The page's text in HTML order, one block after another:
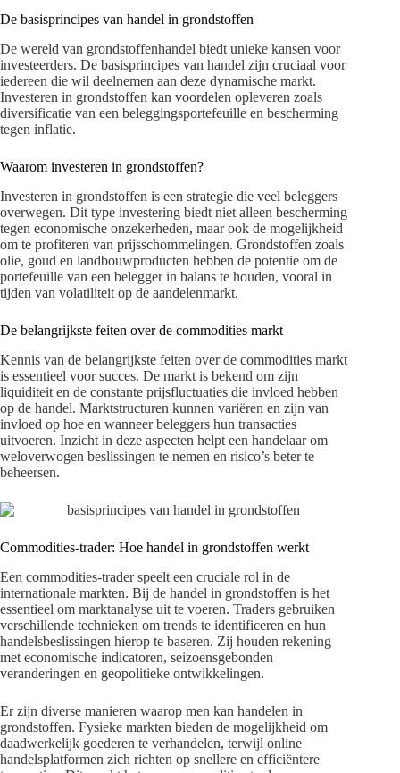
De basisprincipes van handel in grondstoffen
De wereld van grondstoffenhandel biedt unieke kansen voor
investeerders. De basisprincipes van handel zijn cruciaal voor
iedereen die wil deelnemen aan deze dynamische markt.
Investeren in grondstoffen kan voordelen opleveren zoals
diversificatie van een beleggingsportefeuille en bescherming
tegen inflatie.
Waarom investeren in grondstoffen?
Investeren in grondstoffen is een strategie die veel beleggers
overwegen. Dit type investering biedt niet alleen bescherming
tegen economische onzekerheden, maar ook de mogelijkheid
om te profiteren van prijsschommelingen. Grondstoffen zoals
olie, goud en landbouwproducten hebben de potentie om de
portefeuille van een belegger in balans te houden, vooral in
tijden van volatiliteit op de aandelenmarkt.
De belangrijkste feiten over de commodities markt
Kennis van de belangrijkste feiten over de commodities markt
is essentieel voor succes. De markt is bekend om zijn
liquiditeit en de constante prijsfluctuaties die invloed hebben
op de handel. Marktstructuren kunnen variëren en zijn van
invloed op hoe en wanneer beleggers hun transacties
uitvoeren. Inzicht in deze aspecten helpt een handelaar om
weloverwogen beslissingen te nemen en risico’s beter te
beheersen.
Commodities-trader: Hoe handel in grondstoffen werkt
Een commodities-trader speelt een cruciale rol in de
internationale markten. Bij de handel in grondstoffen is het
essentieel om marktanalyse uit te voeren. Traders gebruiken
verschillende technieken om trends te identificeren en hun
handelsbeslissingen hierop te baseren. Zij houden rekening
met economische indicatoren, seizoensgebonden
veranderingen en geopolitieke ontwikkelingen.
Er zijn diverse manieren waarop men kan handelen in
grondstoffen. Fysieke markten bieden de mogelijkheid om
daadwerkelijk goederen te verhandelen, terwijl online
handelsplatformen zich richten op snellere en efficiëntere